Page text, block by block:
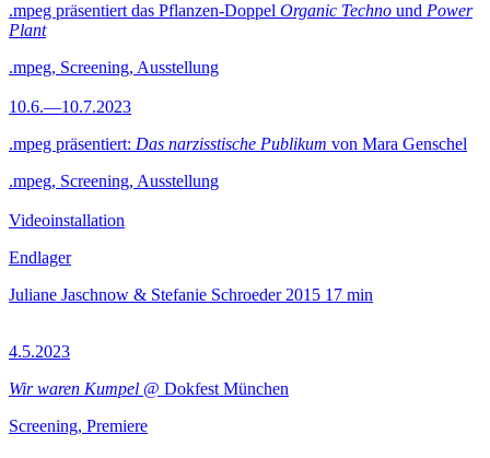
.mpeg präsentiert das Pflanzen-Doppel Organic Techno und Power
Plant
.mpeg, Screening, Ausstellung
10.6.—10.7.2023
.mpeg präsentiert: Das narzisstische Publikum von Mara Genschel
.mpeg, Screening, Ausstellung
Videoinstallation
Endlager
Juliane Jaschnow & Stefanie Schroeder 2015 17 min
4.5.2023
Wir waren Kumpel @ Dokfest München
Screening, Premiere